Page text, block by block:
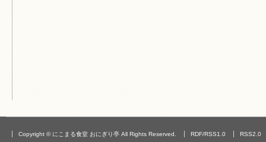
Copyright © にこまる食堂 おにぎり亭 All Rights Reserved. RDF/RSS1.0 RSS2.0